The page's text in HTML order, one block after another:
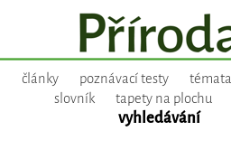
články poznávací testy témata
slovník
tapety na plochu
vyhledávání